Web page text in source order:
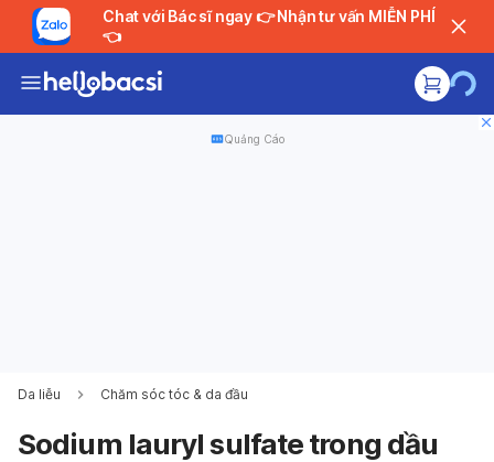
Chat với Bác sĩ ngay 👉 Nhận tư vấn MIỄN PHÍ
👈
Quảng Cáo
Da liễu Chăm sóc tóc & da đầu
Sodium lauryl sulfate trong dầu